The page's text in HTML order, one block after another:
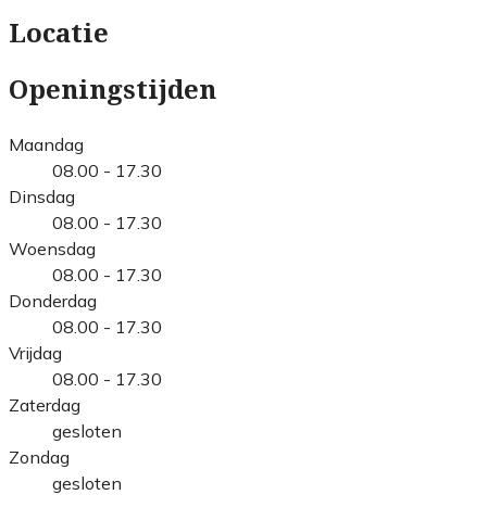
Locatie
Openingstijden
Maandag
08.00 - 17.30
Dinsdag
08.00 - 17.30
Woensdag
08.00 - 17.30
Donderdag
08.00 - 17.30
Vrijdag
08.00 - 17.30
Zaterdag
gesloten
Zondag
gesloten